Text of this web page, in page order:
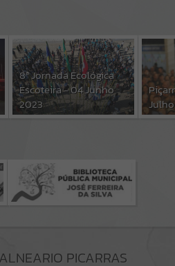
8ª Jornada Ecológica
Escoteira - 04 Junho
2023
PICARRAS